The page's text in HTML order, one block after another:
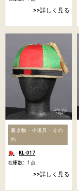
詳しく見る
履き物・小道具・その
他
KL-017
在庫数:
1 点
詳しく見る